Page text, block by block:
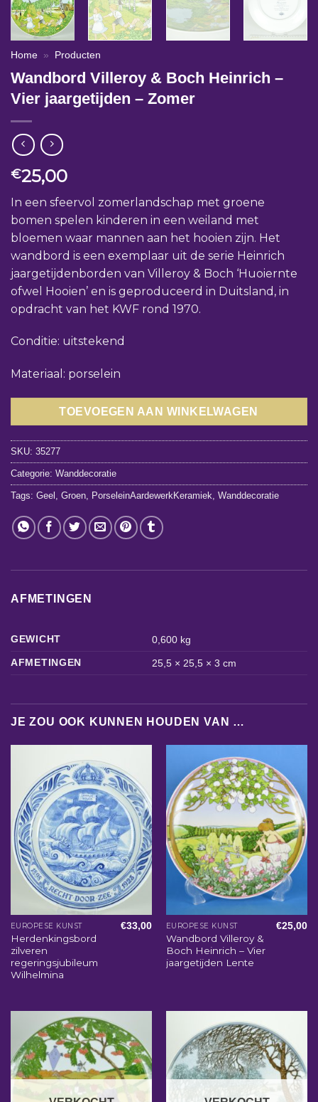
Home » Producten
Wandbord Villeroy & Boch Heinrich –
Vier jaargetijden – Zomer
€25,00
In een sfeervol zomerlandschap met groene
bomen spelen kinderen in een weiland met
bloemen waar mannen aan het hooien zijn. Het
wandbord is een exemplaar uit de serie Heinrich
jaargetijdenborden van Villeroy & Boch ‘Huoiernte
ofwel Hooien’ en is geproduceerd in Duitsland, in
opdracht van het KWF rond 1970.
Conditie: uitstekend
Materiaal: porselein
TOEVOEGEN AAN WINKELWAGEN
SKU: 35277
Categorie: Wanddecoratie
Tags: Geel Groen PorseleinAardewerkKeramiek Wanddecoratie
AFMETINGEN
GEWICHT
0,600 kg
AFMETINGEN
25,5 × 25,5 × 3 cm
JE ZOU OOK KUNNEN HOUDEN VAN …
EUROPESE KUNST
Herdenkingsbord
zilveren
regeringsjubileum
Wilhelmina
€33,00 EUROPESE KUNST
Wandbord Villeroy &
Boch Heinrich – Vier
jaargetijden Lente
€25,00